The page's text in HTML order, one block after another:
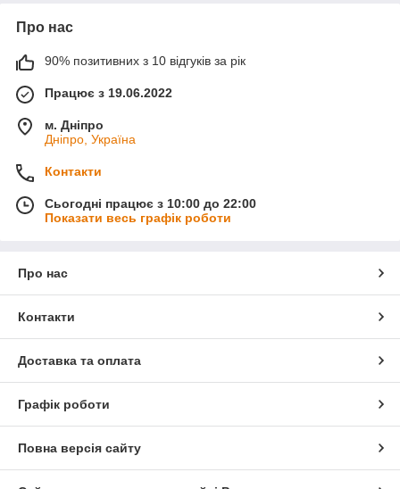
Про нас
90% позитивних з 10 відгуків за рік
Працює з 19.06.2022
м. Дніпро
Дніпро, Україна
Контакти
Сьогодні працює з 10:00 до 22:00
Показати весь графік роботи
Про нас
Контакти
Доставка та оплата
Графік роботи
Повна версія сайту